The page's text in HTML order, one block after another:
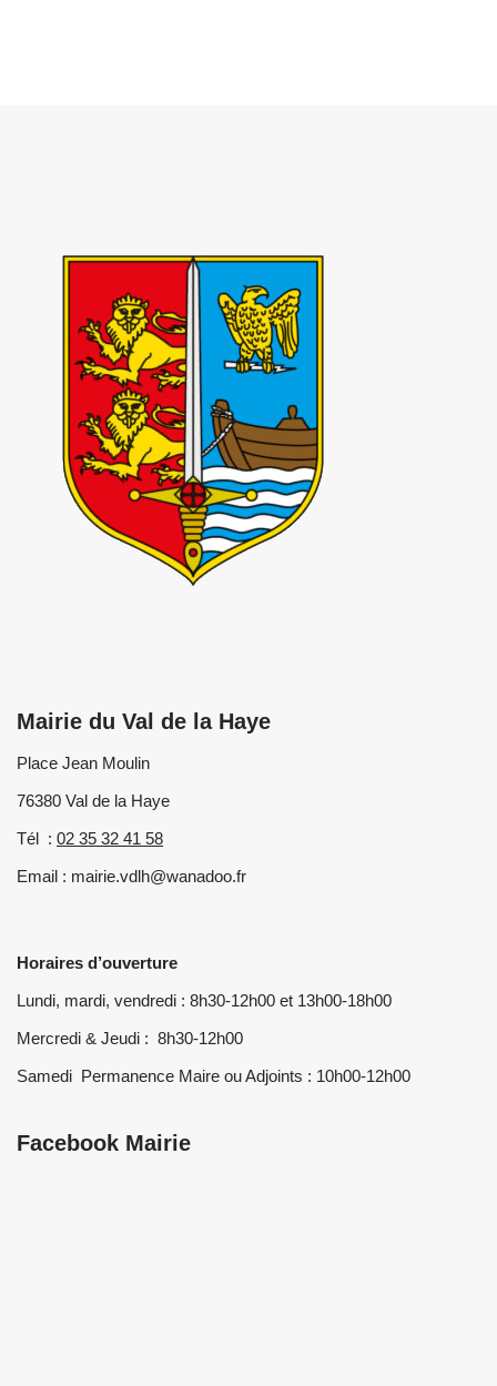
Mairie du Val de la Haye
Place Jean Moulin
76380 Val de la Haye
Tél : 02 35 32 41 58
Email : mairie.vdlh@wanadoo.fr
Horaires d’ouverture
Lundi, mardi, vendredi : 8h30-12h00 et 13h00-18h00
Mercredi & Jeudi : 8h30-12h00
Samedi Permanence Maire ou Adjoints : 10h00-12h00
Facebook Mairie